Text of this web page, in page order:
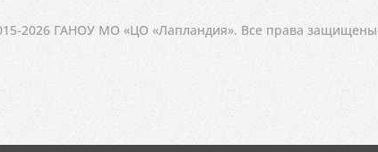
2026 ГАНОУ МО «ЦО «Лапландия». Все права